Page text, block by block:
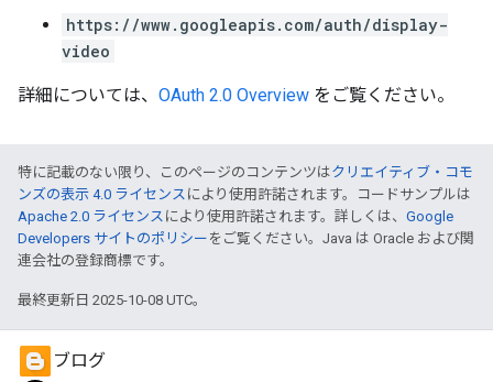
https://www.googleapis.com/auth/display-
video
詳細については、 OAuth 2.0 Overview をご覧ください。
特に記載のない限り、このページのコンテンツはクリエイティブ・コモ
ンズの表示 4.0 ライセンス により使用許諾されます。コードサンプルは
Apache 2.0 ライセンス により使用許諾されます。詳しくは、 Google
Developers サイトのポリシー をご覧ください。Java は Oracle および関
連会社の登録商標です。
最終更新日 2025-10-08 UTC。
ブログ